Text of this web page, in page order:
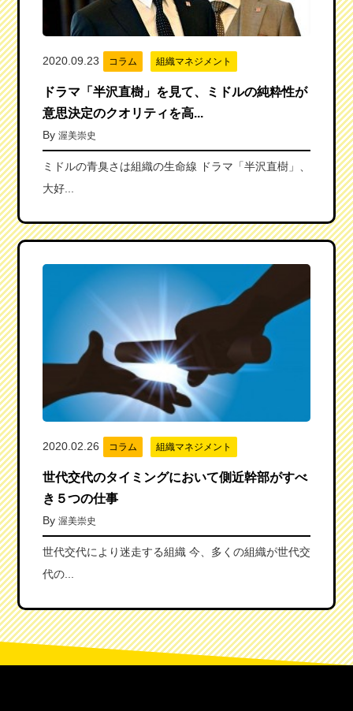
2020.09.23 コラム 組織マネジメント
ドラマ「半沢直樹」を見て、ミドルの純粋性が
意思決定のクオリティを高...
By 渥美崇史
ミドルの青臭さは組織の生命線 ドラマ「半沢直樹」、
大好...
2020.02.26 コラム 組織マネジメント
世代交代のタイミングにおいて側近幹部がすべ
き５つの仕事
By 渥美崇史
世代交代により迷走する組織 今、多くの組織が世代交
代の...